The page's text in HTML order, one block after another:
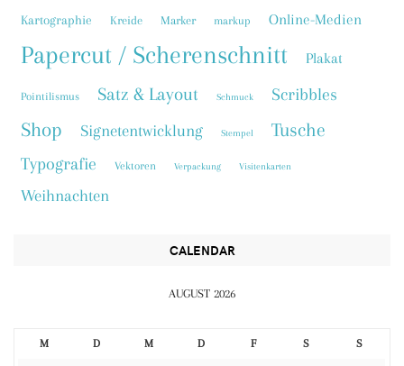
Kartographie Kreide Marker markup Online-Medien
Papercut / Scherenschnitt Plakat
Pointilismus Satz & Layout Schmuck Scribbles
Shop Signetentwicklung Stempel Tusche
Typografie Vektoren Verpackung Visitenkarten
Weihnachten
CALENDAR
AUGUST 2026
M D M D F S S